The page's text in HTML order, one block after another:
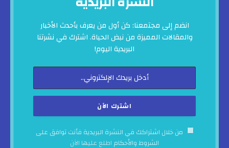
انضم إلى مجتمعنا: كن أول من يعرف بأحدث الأخبار
والمقالات المميزة من نبض الحياة. اشترك في نشرتنا
البريدية اليوم!
من خلال اشتراكك في النشرة البريدية فأنت توافق على
الشروط والأحكام اطلع عليها الآن